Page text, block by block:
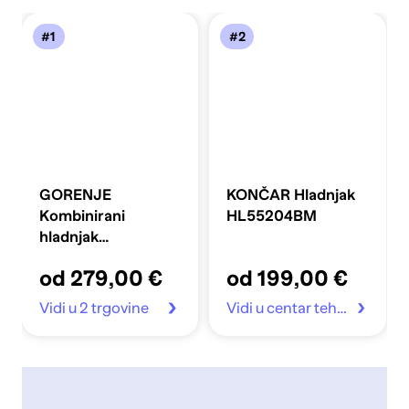
#1
GORENJE
Kombinirani
hladnjak
od 279,00 €
Vidi u 2 trgovine
#2
KONČAR Hladnjak
HL55204BM
od 199,00 €
Vidi u centar tehnike